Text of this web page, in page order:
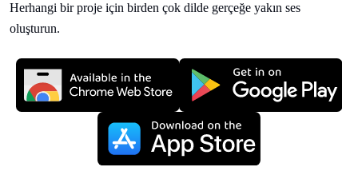
Herhangi bir proje için birden çok dilde gerçeğe yakın ses
oluşturun.